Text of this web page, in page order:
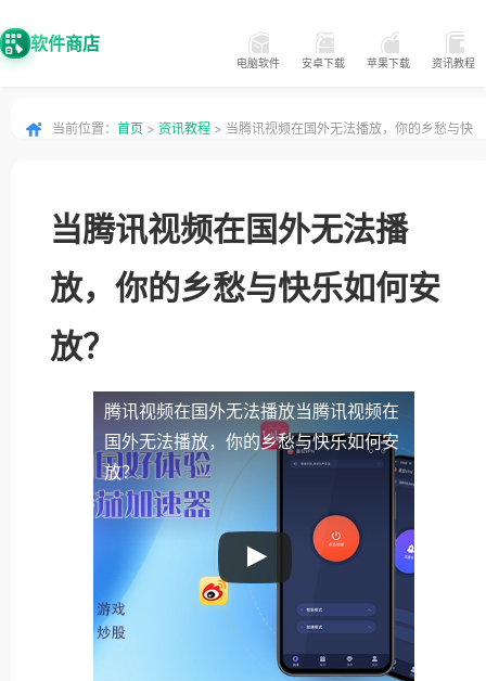
软件商店
电脑软件 安卓下载 苹果下载 资讯教程
当前位置： 首页 > 资讯教程 > 当腾讯视频在国外无法播放，你的乡愁与快
当腾讯视频在国外无法播
放，你的乡愁与快乐如何安
放？
腾讯视频在国外无法播放当腾讯视频在
国外无法播放，你的乡愁与快乐如何安
放？